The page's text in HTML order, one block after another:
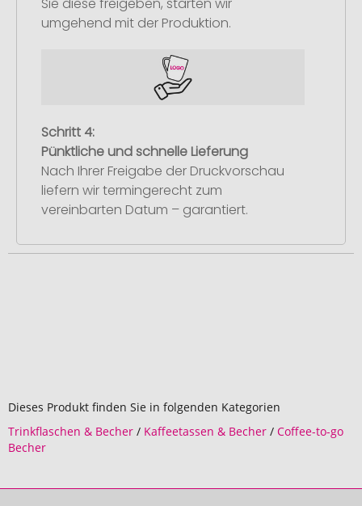
umgehend mit der Produktion.
Schritt 4:
Pünktliche und schnelle Lieferung
Nach Ihrer Freigabe der Druckvorschau
liefern wir termingerecht zum
vereinbarten Datum – garantiert.
Dieses Produkt finden Sie in folgenden Kategorien
Trinkflaschen & Becher / Kaffeetassen & Becher / Coffee-to-go
Becher